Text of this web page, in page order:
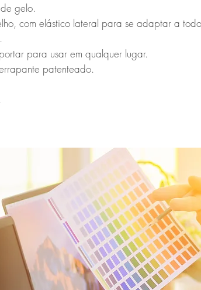
gelo.
com elástico lateral para se adaptar a
para usar em qualquer lugar.
patenteado.